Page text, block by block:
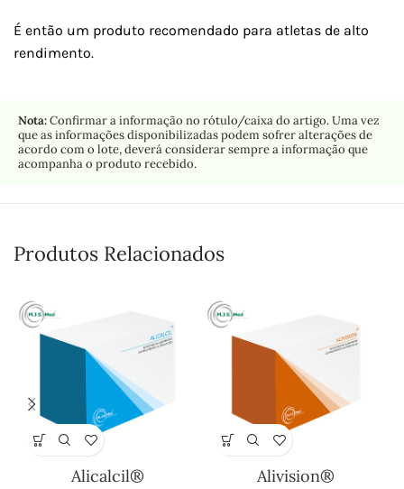
É então um produto recomendado para atletas de alto
rendimento.
Nota:Confirmar a informação no rótulo/caixa do artigo. Uma vez
que as informações disponibilizadas podem sofrer alterações de
acordo com o lote, deverá considerar sempre a informação que
acompanha o produto recebido.
Produtos Relacionados
Alicalcil® Alivision®